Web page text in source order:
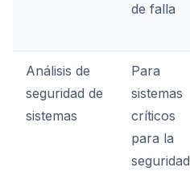
de falla
Análisis de
seguridad de
sistemas
Para
sistemas
críticos
para la
seguridad